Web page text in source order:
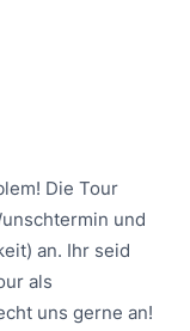
Die Tour
und
an. Ihr seid
als
uns gerne an!